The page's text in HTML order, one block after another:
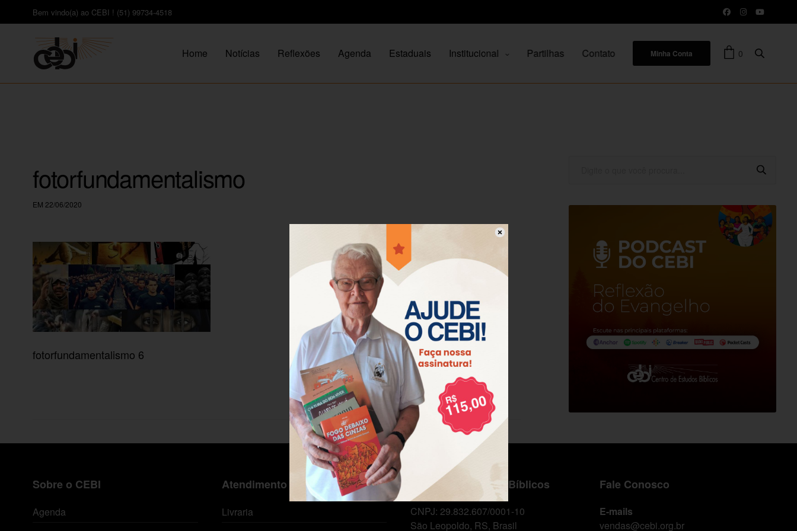
Bem vindo(a) ao CEBI ! (51) 99734-4518
Home Notícias Reflexões Agenda Estaduais Institucional Partilhas Contato Minha Conta 0
fotorfundamentalismo
EM 22/06/2020
fotorfundamentalismo 6
Sobre o CEBI
Agenda
Atendimento ao Cliente
Livraria
Centro de Estudos Bíblicos
CNPJ: 29.832.607/0001-10
São Leopoldo, RS, Brasil
Fale Conosco
E-mails
vendas@cebi.org.br